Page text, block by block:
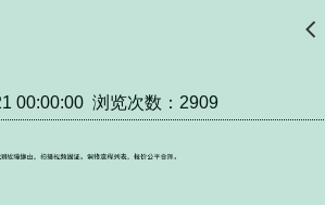
󰊒
00:00:00 浏览次数：2909